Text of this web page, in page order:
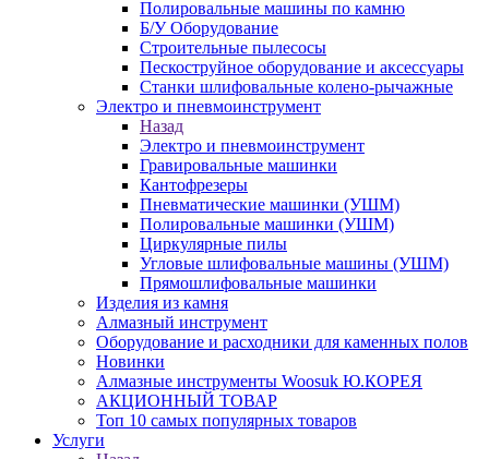
Полировальные машины по камню
Б/У Оборудование
Строительные пылесосы
Пескоструйное оборудование и аксессуары
Станки шлифовальные колено-рычажные
Электро и пневмоинструмент
Назад
Электро и пневмоинструмент
Гравировальные машинки
Кантофрезеры
Пневматические машинки (УШМ)
Полировальные машинки (УШМ)
Циркулярные пилы
Угловые шлифовальные машины (УШМ)
Прямошлифовальные машинки
Изделия из камня
Алмазный инструмент
Оборудование и расходники для каменных полов
Новинки
Алмазные инструменты Woosuk Ю.КОРЕЯ
АКЦИОННЫЙ ТОВАР
Топ 10 самых популярных товаров
Услуги